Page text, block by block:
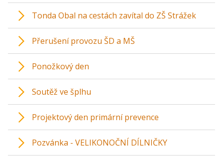
Tonda Obal na cestách zavítal do ZŠ Strážek
Přerušení provozu ŠD a MŠ
Ponožkový den
Soutěž ve šplhu
Projektový den primární prevence
Pozvánka - VELIKONOČNÍ DÍLNIČKY